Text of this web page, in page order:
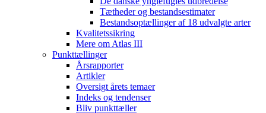
Tætheder og bestandsestimater
Bestandsoptællinger af 18 udvalgte arter
Kvalitetssikring
Mere om Atlas III
Punkttællinger
Årsrapporter
Artikler
Oversigt årets temaer
Indeks og tendenser
Bliv punkttæller